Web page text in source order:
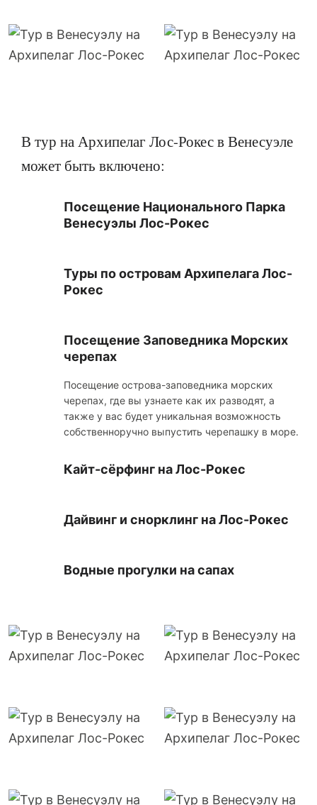
В тур на Архипелаг Лос-Рокес в Венесуэле
может быть включено:
Посещение Национального Парка
Венесуэлы Лос-Рокес
Туры по островам Архипелага Лос-
Рокес
Посещение Заповедника Морских
черепах
Посещение острова-заповедника морских
черепах, где вы узнаете как их разводят, а
также у вас будет уникальная возможность
собственноручно выпустить черепашку в море.
Кайт-сёрфинг на Лос-Рокес
Дайвинг и снорклинг на Лос-Рокес
Водные прогулки на сапах